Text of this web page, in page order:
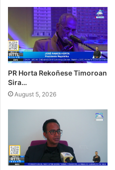
PR Horta Rekoñese Timoroan
Sira…
August 5, 2026